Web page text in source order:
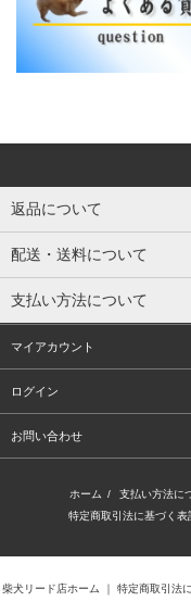
返品について
配送・送料について
支払い方法について
マイアカウント
ログイン
お問い合わせ
ホーム / 支払い方法に
特定商取引法に基づく表
柴犬リード店ホーム ｜ 特定商取引法